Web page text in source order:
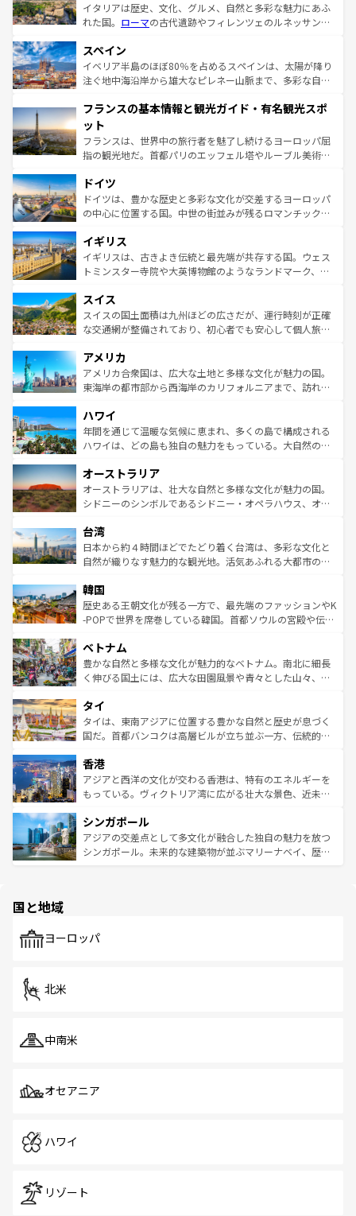
イタリアは歴史、文化、グルメ、自然と多彩な魅力にあふ
れた国。 ローマの古代遺跡やフィレンツェのルネッサンス
ろん、トスカーナの美しい田園風景やアマルフィ海岸の絶
景など、自然景観も見逃せない。観光の合間には、本場の
ピザやパスタなど、絶品のイタリア料理を堪能することも
ませてくれるイタリアで、忘れられない旅をしてみよう！
なお、新着のイタリア情報は
しい。
スペイン
イベリア半島のほぼ80％を占めるスペインは、太陽が降り
注ぐ地中海沿岸から雄大なピレネー山脈まで、多彩な自然
文化が根付くこの国では、情熱的なフラメンコ、熱気あふ
れる闘牛、そして美味しいタパスが生活の一部となってい
る。首都マドリードの洗練された雰囲気や、バルセロナの
アートに溢れた街角から、地方では古代ローマ遺跡や中世
せる。地方によって風土や気候が異なるスペインはその個
性で訪れる人を魅了する。 なお、新着のスペイン情報は コ
ンテンツ一覧を参照してほしい。
フランスの基本情報と観光ガイド・有名観光スポ
ット
フランスは、世界中の旅行者を魅了し続けるヨーロッパ屈
指の観光地だ。首都パリのエッフェル塔やルーブル美術館
で、幅広い魅力が詰まっている。華麗な宮殿、歴史的な大
聖堂、美しいビーチ、そして豊かな自然が、訪れる者を心
から魅了する。また、フランスは美食の国としても知ら
いる。シャンパンの発祥地であるランス、プロヴァンスの
香り高いラベンダー畑など、多彩な楽しみ方が可能だ。さ
らに、パリ以外の地域にも魅力が溢れており、どの街角に
れる地方に足を運ぶとそれぞれで全く異なる文化を体験で
きるだろう。 なお、新着のフランス情報はコンテンツ一覧
を参照してほしい。
ドイツ
ドイツは、豊かな歴史と多彩な文化が交差するヨーロッパ
の中心に位置する国。中世の街並みが残るロマンチック街
顔を持つこの国は、どこを歩いても飽きることがない。ベ
ルリンの文化的活気、バイエルン州のアルプスの絶景、そ
してライン川沿いのワイン畑といった風景は必見。ビール
は、お酒好きな人にはぜひ体験してほしい。 なお、新着の
ドイツ情報はコンテンツ一覧を参照してほしい。
イギリス
イギリスは、古きよき伝統と最先端が共存する国。ウェス
トミンスター寺院や大英博物館のようなランドマーク、歴
リアごとに異なる魅力がある。また、優雅なアフタヌーン
ティー、ビール好きにはたまらない英国パブ、サッカー観
戦など、本場だからこそできる体験も豊富。イギリスを旅
ンツ一覧を参照してほしい。
スイス
スイスの国土面積は九州ほどの広さだが、運行時刻が正確
な交通網が整備されており、初心者でも安心して個人旅行
の建物がそのまま残る町や、スイスならではのユニークな
博物館もあり、アルプス観光だけでなく町歩きも満喫する
ことができる。国民の所得が高いため物価も高いが、旅行
ば市内交通費無料で観光を楽しむこともできる。 なお、新
着のスイス情報はコンテンツ一覧 を参照してほしい。
アメリカ
アメリカ合衆国は、広大な土地と多様な文化が魅力の国。
東海岸の都市部から西海岸のカリフォルニアまで、訪れる
のような巨大都市は、観光、ショッピング、エンターテイ
ンメントが詰まった刺激的なスポットだ。一方、アメリカ
西部には大自然が広がり、グランドキャニオンやイエロー
部のニューオーリンズでは、音楽と美食が融合した独特の
文化が魅力。旅行者はアメリカの各地域で異なる魅力を楽
しみながら、その多様性と豊かな歴史を感じることができ
ならではの贅沢な旅のスタイルだ。 なお、新着のアメリカ
情報はコンテンツ一覧を参照してほしい。
ハワイ
年間を通じて温暖な気候に恵まれ、多くの島で構成される
ハワイは、どの島も独自の魅力をもっている。大自然の神
ワイ島は見逃せない。また、定番の観光地といえばオアフ
島だが、静かな自然を求めるならマウイ島やカウアイ島が
おすすめ。エメラルドグリーンに輝く海をはじめ、豊かな
れるおもてなしの心で訪れる人々を迎えてくれるハワイの
人々、おいしいローカルフードやハワイアンミュージッ
ク、伝統的なフラダンスなど、すべてがハワイの魅力を彩
ワイを、存分に味わってほしい。 なお、新着のハワイ情報
はコンテンツ一覧を参照してほしい。
オーストラリア
オーストラリアは、壮大な自然と多様な文化が魅力の国。
シドニーのシンボルであるシドニー・オペラハウス、オー
リアリーフや大陸中央部にそびえるウルル（エアーズロッ
ク）、タスマニアの美しい原生林やケアンズの熱帯雨林な
ど、見どころがたくさん。また、カフェやワイン、オージ
いる。アクティビティも充実しており、サーフィンやダイ
ビング、ハイキングなど、アウトドア好きにはたまらな
い。オーストラリアの多彩な魅力を存分に味わいつくそ
参照してほしい。
台湾
日本から約４時間ほどでたどり着く台湾は、多彩な文化と
自然が織りなす魅力的な観光地。活気あふれる大都市の台
ン）、静ひつな山岳地帯である台湾東部など、都市の喧騒
と山間の静けさが共存しており、訪れる人に新しい発見と
驚きをもたらしてくれる。また、奥深い台湾の食文化も魅
容にもいいと評判のスイーツなど、バラエティ豊かな料理
が味わえる。 なお、新着の台湾情報は コンテンツ一覧を参
照してほしい。
韓国
歴史ある王朝文化が残る一方で、最先端のファッションやK
-POPで世界を席巻している韓国。首都ソウルの宮殿や伝統
き、地方に足を延ばせば四季折々の自然美を楽しむことが
できる。そして、キムチや焼肉、絶品のストリートフード
まで、さまざまな韓国料理が待っている。夜には、韓国な
リティに包まれながら、韓国の多彩な魅力を心ゆくまで味
わってみてほしい。 なお、新着の韓国情報はコンテンツ一
覧を参照してほしい。
ベトナム
豊かな自然と多様な文化が魅力的なベトナム。南北に細長
く伸びる国土には、広大な田園風景や青々とした山々、世
急速な発展と共に伝統が息づく。ハノイの古い町並みやホ
ーチミン市のフランス統治時代の建物も、独特の雰囲気を
醸し出している。また、バラエティの豊かさとおいしさで
とつ。フォーやバインミー、ベトナムコーヒーなどは、ぜ
ひ現地で味わいたい。どの地域を訪れてもあたたかい人々
が旅行者を迎えてくれるので、きっと忘れられない旅にな
参照してほしい。
タイ
タイは、東南アジアに位置する豊かな自然と歴史が息づく
国だ。首都バンコクは高層ビルが立ち並ぶ一方、伝統的な
の活気が交差している。北部ではチェンマイなどの山岳地
帯で自然と触れ合い、南部ではプーケットやクラビの美し
いビーチでリゾート気分を楽しむことができる。タイ料理
激する。気候は一年中温暖で、どの季節にも異なる楽しみ
が待っている。親しみやすいタイの人々、仏教を中心とし
た文化、そして多様な観光資源が、訪れる旅人を魅了し続
香港
アジアと西洋の文化が交わる香港は、特有のエネルギーを
もっている。ヴィクトリア湾に広がる壮大な景色、近未来
み、どこを訪れても感動するはず。観光スポットが密集し
ており、効率よく見どころを回れるのも魅力。息をのむよ
うな絶景から文化的な体験まで、香港を存分に楽しみ尽く
シンガポール
アジアの交差点として多文化が融合した独自の魅力を放つ
シンガポール。未来的な建築物が並ぶマリーナベイ、歴史
で、ホーカーズは地元の風情を楽しめる外せないスポット
国と地域
ヨーロッパ
北米
中南米
オセアニア
ハワイ
リゾート